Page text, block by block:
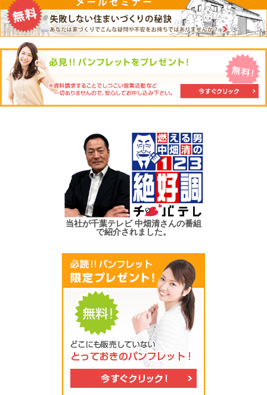
当社が千葉テレビ 中畑清さんの番組
で紹介されました。